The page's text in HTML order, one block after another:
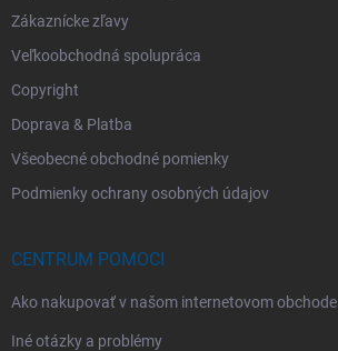
Zákaznícke zľavy
Veľkoobchodná spolupráca
Copyright
Doprava & Platba
Všeobecné obchodné pomienky
Podmienky ochrany osobných údajov
CENTRUM POMOCI
Ako nakupovať v našom internetovom obchode
Iné otázky a problémy